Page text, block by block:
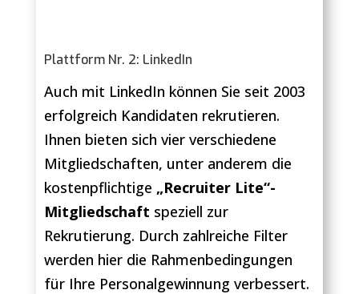
Plattform Nr. 2: LinkedIn
Auch mit LinkedIn können Sie seit 2003
erfolgreich Kandidaten rekrutieren.
Ihnen bieten sich vier verschiedene
Mitgliedschaften, unter anderem die
kostenpflichtige „Recruiter Lite“-
Mitgliedschaft speziell zur
Rekrutierung. Durch zahlreiche Filter
werden hier die Rahmenbedingungen
für Ihre Personalgewinnung verbessert.